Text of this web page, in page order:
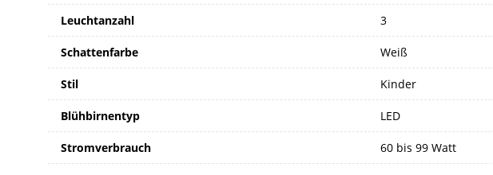
Leuchtanzahl 3
Schattenfarbe Weiß
Stil Kinder
Blühbirnentyp LED
Stromverbrauch 60 bis 99 Watt